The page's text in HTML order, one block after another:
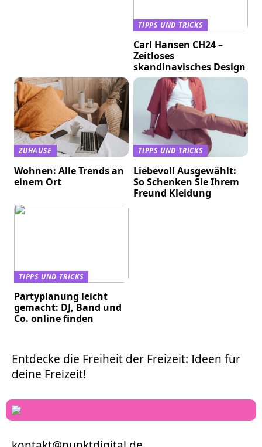
TIPPS UND TRICKS
Carl Hansen CH24 –
Zeitloses
skandinavisches Design
ZUHAUSE
Wohnen: Alle Trends an
einem Ort
TIPPS UND TRICKS
Liebevoll Ausgewählt:
So Schenken Sie Ihrem
Freund Kleidung
TIPPS UND TRICKS
Partyplanung leicht
gemacht: DJ, Band und
Co. online finden
Entdecke die Freiheit der Freizeit: Ideen für
deine Freizeit!